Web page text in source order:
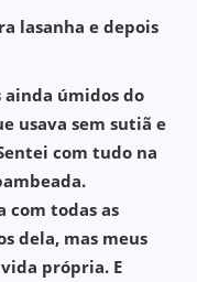
lasanha e depois
ainda úmidos do
usava sem sutiã e
com tudo na
com todas as
dela, mas meus
própria. E